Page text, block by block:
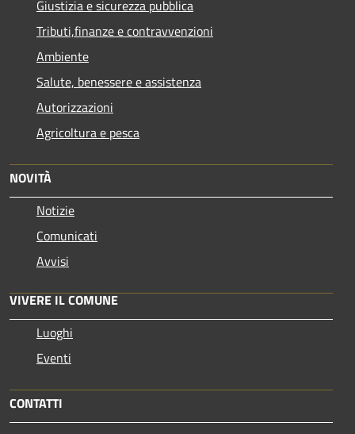
Giustizia e sicurezza pubblica
Tributi,finanze e contravvenzioni
Ambiente
Salute, benessere e assistenza
Autorizzazioni
Agricoltura e pesca
NOVITÀ
Notizie
Comunicati
Avvisi
VIVERE IL COMUNE
Luoghi
Eventi
CONTATTI